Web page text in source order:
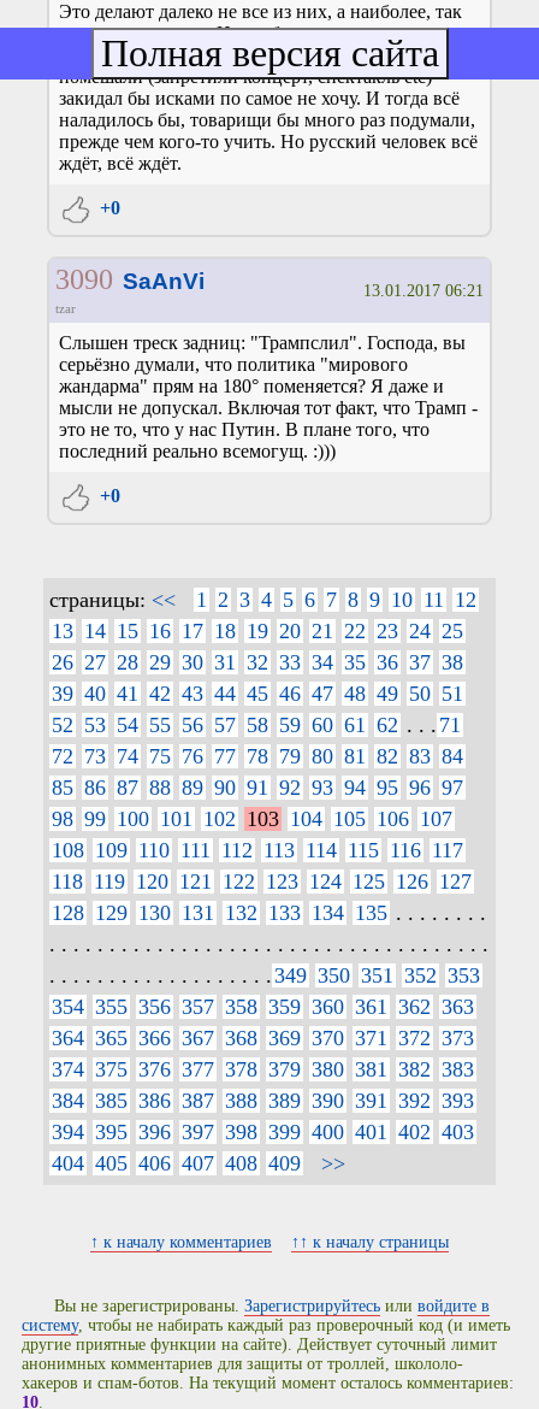
Это делают далеко не все из них, а наиболее, так
сказать, упоротые. Ну и общество пока плохо
реагирует. Я бы на месте тех, кому они реально
помешали (запретили концерт, спектакль etc)
закидал бы исками по самое не хочу. И тогда всё
наладилось бы, товарищи бы много раз подумали,
прежде чем кого-то учить. Но русский человек всё
ждёт, всё ждёт.
+0
3090 SaAnVi
tzar
13.01.2017 06:21
Слышен треск задниц: "Трампслил". Господа, вы
серьёзно думали, что политика "мирового
жандарма" прям на 180° поменяется? Я даже и
мысли не допускал. Включая тот факт, что Трамп -
это не то, что у нас Путин. В плане того, что
последний реально всемогущ. :)))
+0
страницы: << 1 2 3 4 5 6 7 8 9 10 11
12
13 14 15 16 17 18 19 20 21 22 23 24 25
26 27 28 29 30 31 32 33 34 35 36 37 38
39 40 41 42 43 44 45 46 47 48 49 50 51
52 53 54 55 56 57 58 59 60 61 62 . . . 71
72 73 74 75 76 77 78 79 80 81 82 83 84
85 86 87 88 89 90 91 92 93 94 95 96 97
98 99 100 101 102 103 104 105 106 107
108 109 110 111 112 113 114 115 116 117
118 119 120 121 122 123 124 125 126 127
128 129 130 131 132 133 134 135 . . . . . . . .
. . . . . . . . . . . . . . . . . . . . . . . . . . . . . . . . . . . . .
. . . . . . . . . . . . . . . . . . .349 350 351 352 353
354 355 356 357 358 359 360 361 362 363
364 365 366 367 368 369 370 371 372 373
374 375 376 377 378 379 380 381 382 383
384 385 386 387 388 389 390 391 392 393
394 395 396 397 398 399 400 401 402 403
404 405 406 407 408 409 >>
↑ к началу комментариев ↑↑ к началу страницы
Вы не зарегистрированы.Зарегистрируйтесь иливойдите в
систему, чтобы не набирать каждый раз проверочный код (и иметь
другие приятные функции на сайте). Действует суточный лимит
анонимных комментариев для защиты от троллей, школоло-
хакеров и спам-ботов. На текущий момент осталось комментариев:
10.